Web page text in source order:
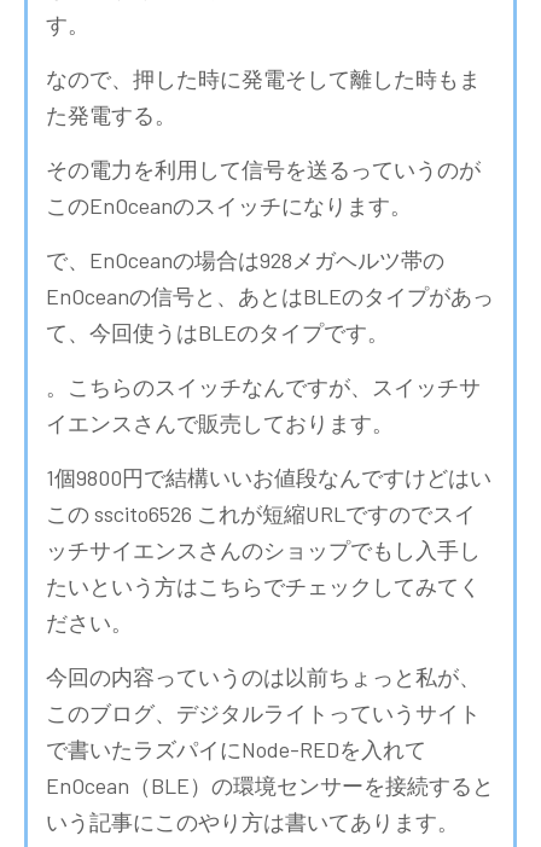
す。
なので、押した時に発電そして離した時もま
た発電する。
その電力を利用して信号を送るっていうのが
このEnOceanのスイッチになります。
で、EnOceanの場合は928メガヘルツ帯の
EnOceanの信号と、あとはBLEのタイプがあっ
て、今回使うはBLEのタイプです。
。こちらのスイッチなんですが、スイッチサ
イエンスさんで販売しております。
1個9800円で結構いいお値段なんですけどはい
この sscito6526 これが短縮URLですのでスイ
ッチサイエンスさんのショップでもし入手し
たいという方はこちらでチェックしてみてく
ださい。
今回の内容っていうのは以前ちょっと私が、
このブログ、デジタルライトっていうサイト
で書いたラズパイにNode-REDを入れて
EnOcean（BLE）の環境センサーを接続すると
いう記事にこのやり方は書いてあります。